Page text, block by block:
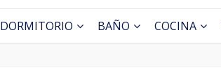
DORMITORIO BAÑO COCINA